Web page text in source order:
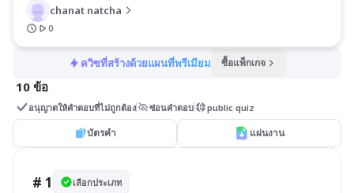
chanat natcha
0
ควิซที่สร้างด้วยแผนที่พรีเมียม ซื้อแพ็กเกจ
10 ข้อ
อนุญาตให้คำตอบที่ไม่ถูกต้อง ซ่อนคำตอบ public quiz
บัตรคำ แผ่นงาน
# 1 เลือกประเภท